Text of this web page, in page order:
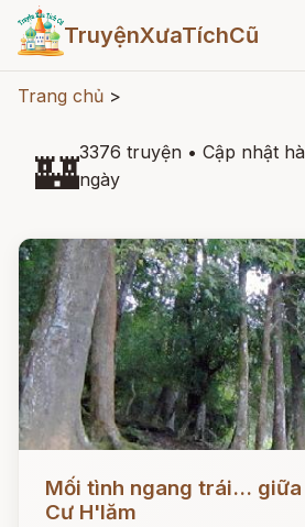
TruyệnXưaTíchCũ
Trang chủ >
🏰3376 truyện • Cập nhật
ngày
Đọc ngay
Mối tình ngang trái...
Cư H'lăm